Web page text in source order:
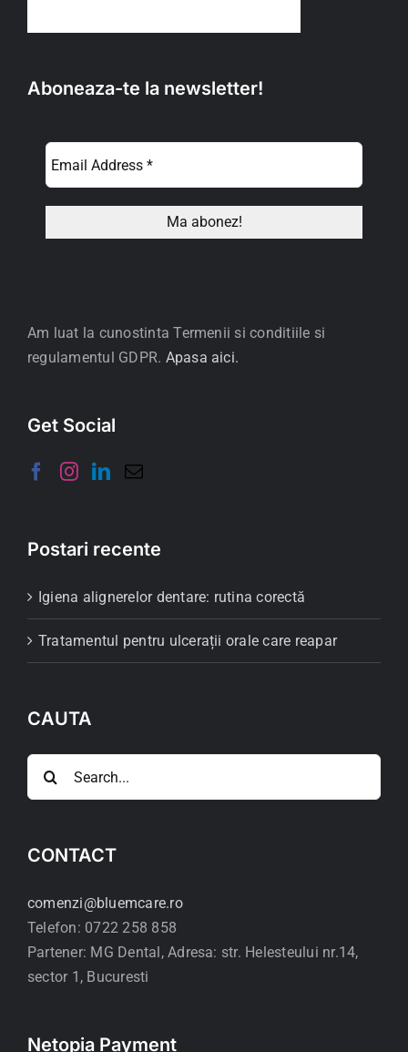
Aboneaza-te la newsletter!
Am luat la cunostinta Termenii si conditiile si
regulamentul GDPR. Apasa aici.
Get Social
Postari recente
Igiena alignerelor dentare: rutina corectă
Tratamentul pentru ulcerații orale care reapar
CAUTA
CONTACT
comenzi@bluemcare.ro
Telefon: 0722 258 858
Partener: MG Dental, Adresa: str. Helesteului nr.14,
sector 1, Bucuresti
Netopia Payment